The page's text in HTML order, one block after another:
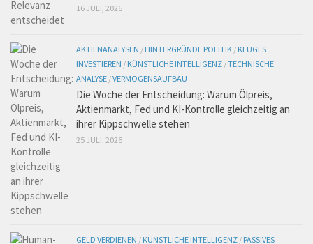
16 JULI, 2026
AKTIENANALYSEN / HINTERGRÜNDE POLITIK / KLUGES
INVESTIEREN / KÜNSTLICHE INTELLIGENZ /TECHNISCHE
ANALYSE /VERMÖGENSAUFBAU
Die Woche der Entscheidung: Warum Ölpreis,
Aktienmarkt, Fed und KI-Kontrolle gleichzeitig an
ihrer Kippschwelle stehen
25 JULI, 2026
GELD VERDIENEN / KÜNSTLICHE INTELLIGENZ / PASSIVES